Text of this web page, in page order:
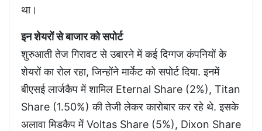
था।
इन शेयरों से बाजार को सपोर्ट
शुरुआती तेज गिरावट से उबारने में कई दिग्गज कंपनियों के
शेयरों का रोल रहा, जिन्होंने मार्केट को सपोर्ट दिया. इनमें
बीएसई लार्जकैप में शामिल Eternal Share (2%), Titan
Share (1.50%) की तेजी लेकर कारोबार कर रहे थे. इसके
अलावा मिडकैप में Voltas Share (5%), Dixon Share